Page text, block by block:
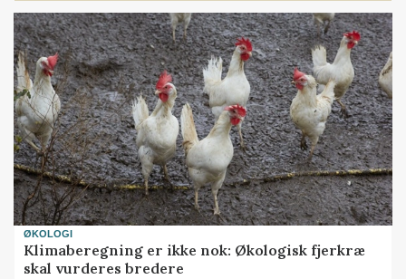
ØKOLOGI
Klimaberegning er ikke nok: Økologisk fjerkræ
skal vurderes bredere